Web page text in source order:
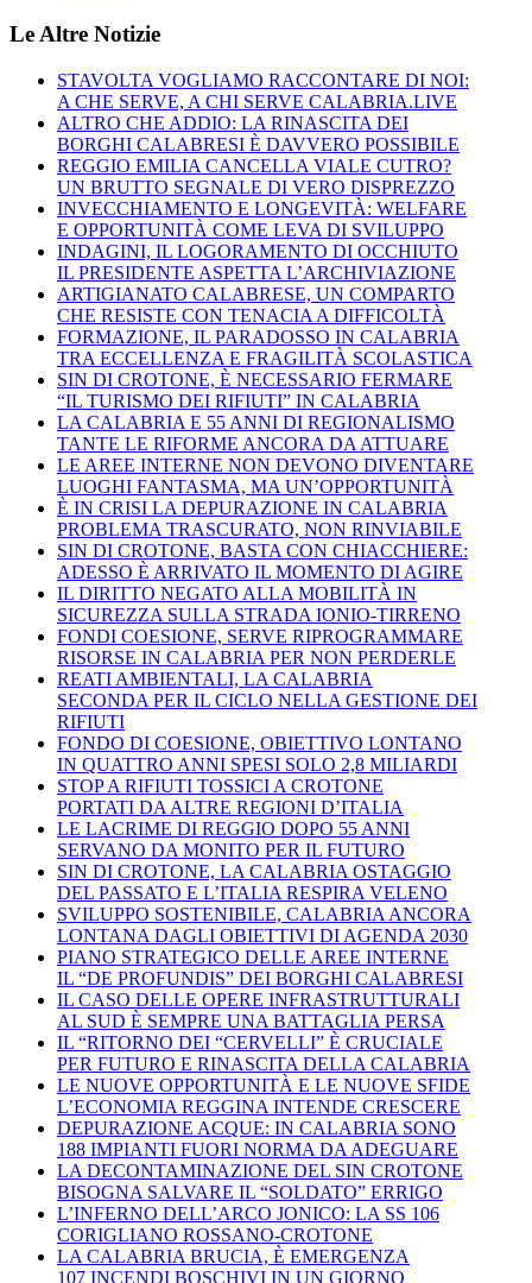
Le Altre Notizie
STAVOLTA VOGLIAMO RACCONTARE DI NOI:
A CHE SERVE, A CHI SERVE CALABRIA.LIVE
ALTRO CHE ADDIO: LA RINASCITA DEI
BORGHI CALABRESI È DAVVERO POSSIBILE
REGGIO EMILIA CANCELLA VIALE CUTRO?
UN BRUTTO SEGNALE DI VERO DISPREZZO
INVECCHIAMENTO E LONGEVITÀ: WELFARE
E OPPORTUNITÀ COME LEVA DI SVILUPPO
INDAGINI, IL LOGORAMENTO DI OCCHIUTO
IL PRESIDENTE ASPETTA L’ARCHIVIAZIONE
ARTIGIANATO CALABRESE, UN COMPARTO
CHE RESISTE CON TENACIA A DIFFICOLTÀ
FORMAZIONE, IL PARADOSSO IN CALABRIA
TRA ECCELLENZA E FRAGILITÀ SCOLASTICA
SIN DI CROTONE, È NECESSARIO FERMARE
“IL TURISMO DEI RIFIUTI” IN CALABRIA
LA CALABRIA E 55 ANNI DI REGIONALISMO
TANTE LE RIFORME ANCORA DA ATTUARE
LE AREE INTERNE NON DEVONO DIVENTARE
LUOGHI FANTASMA, MA UN’OPPORTUNITÀ
È IN CRISI LA DEPURAZIONE IN CALABRIA
PROBLEMA TRASCURATO, NON RINVIABILE
SIN DI CROTONE, BASTA CON CHIACCHIERE:
ADESSO È ARRIVATO IL MOMENTO DI AGIRE
IL DIRITTO NEGATO ALLA MOBILITÀ IN
SICUREZZA SULLA STRADA IONIO-TIRRENO
FONDI COESIONE, SERVE RIPROGRAMMARE
RISORSE IN CALABRIA PER NON PERDERLE
REATI AMBIENTALI, LA CALABRIA
SECONDA PER IL CICLO NELLA GESTIONE DEI
RIFIUTI
FONDO DI COESIONE, OBIETTIVO LONTANO
IN QUATTRO ANNI SPESI SOLO 2,8 MILIARDI
STOP A RIFIUTI TOSSICI A CROTONE
PORTATI DA ALTRE REGIONI D’ITALIA
LE LACRIME DI REGGIO DOPO 55 ANNI
SERVANO DA MONITO PER IL FUTURO
SIN DI CROTONE, LA CALABRIA OSTAGGIO
DEL PASSATO E L’ITALIA RESPIRA VELENO
SVILUPPO SOSTENIBILE, CALABRIA ANCORA
LONTANA DAGLI OBIETTIVI DI AGENDA 2030
PIANO STRATEGICO DELLE AREE INTERNE
IL “DE PROFUNDIS” DEI BORGHI CALABRESI
IL CASO DELLE OPERE INFRASTRUTTURALI
AL SUD È SEMPRE UNA BATTAGLIA PERSA
IL “RITORNO DEI “CERVELLI” È CRUCIALE
PER FUTURO E RINASCITA DELLA CALABRIA
LE NUOVE OPPORTUNITÀ E LE NUOVE SFIDE
L’ECONOMIA REGGINA INTENDE CRESCERE
DEPURAZIONE ACQUE: IN CALABRIA SONO
188 IMPIANTI FUORI NORMA DA ADEGUARE
LA DECONTAMINAZIONE DEL SIN CROTONE
BISOGNA SALVARE IL “SOLDATO” ERRIGO
L’INFERNO DELL’ARCO JONICO: LA SS 106
CORIGLIANO ROSSANO-CROTONE
LA CALABRIA BRUCIA, È EMERGENZA
107 INCENDI BOSCHIVI IN UN GIORNO